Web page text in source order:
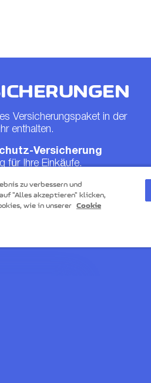
Versicherungspaket in der
enthalten.
Versicherung
für Ihre Einkäufe.
Versicherun
im Falle eines Rechtsstreits.
zu verbessern und
"Alles akzeptieren" klicken,
wie in unserer Cookie